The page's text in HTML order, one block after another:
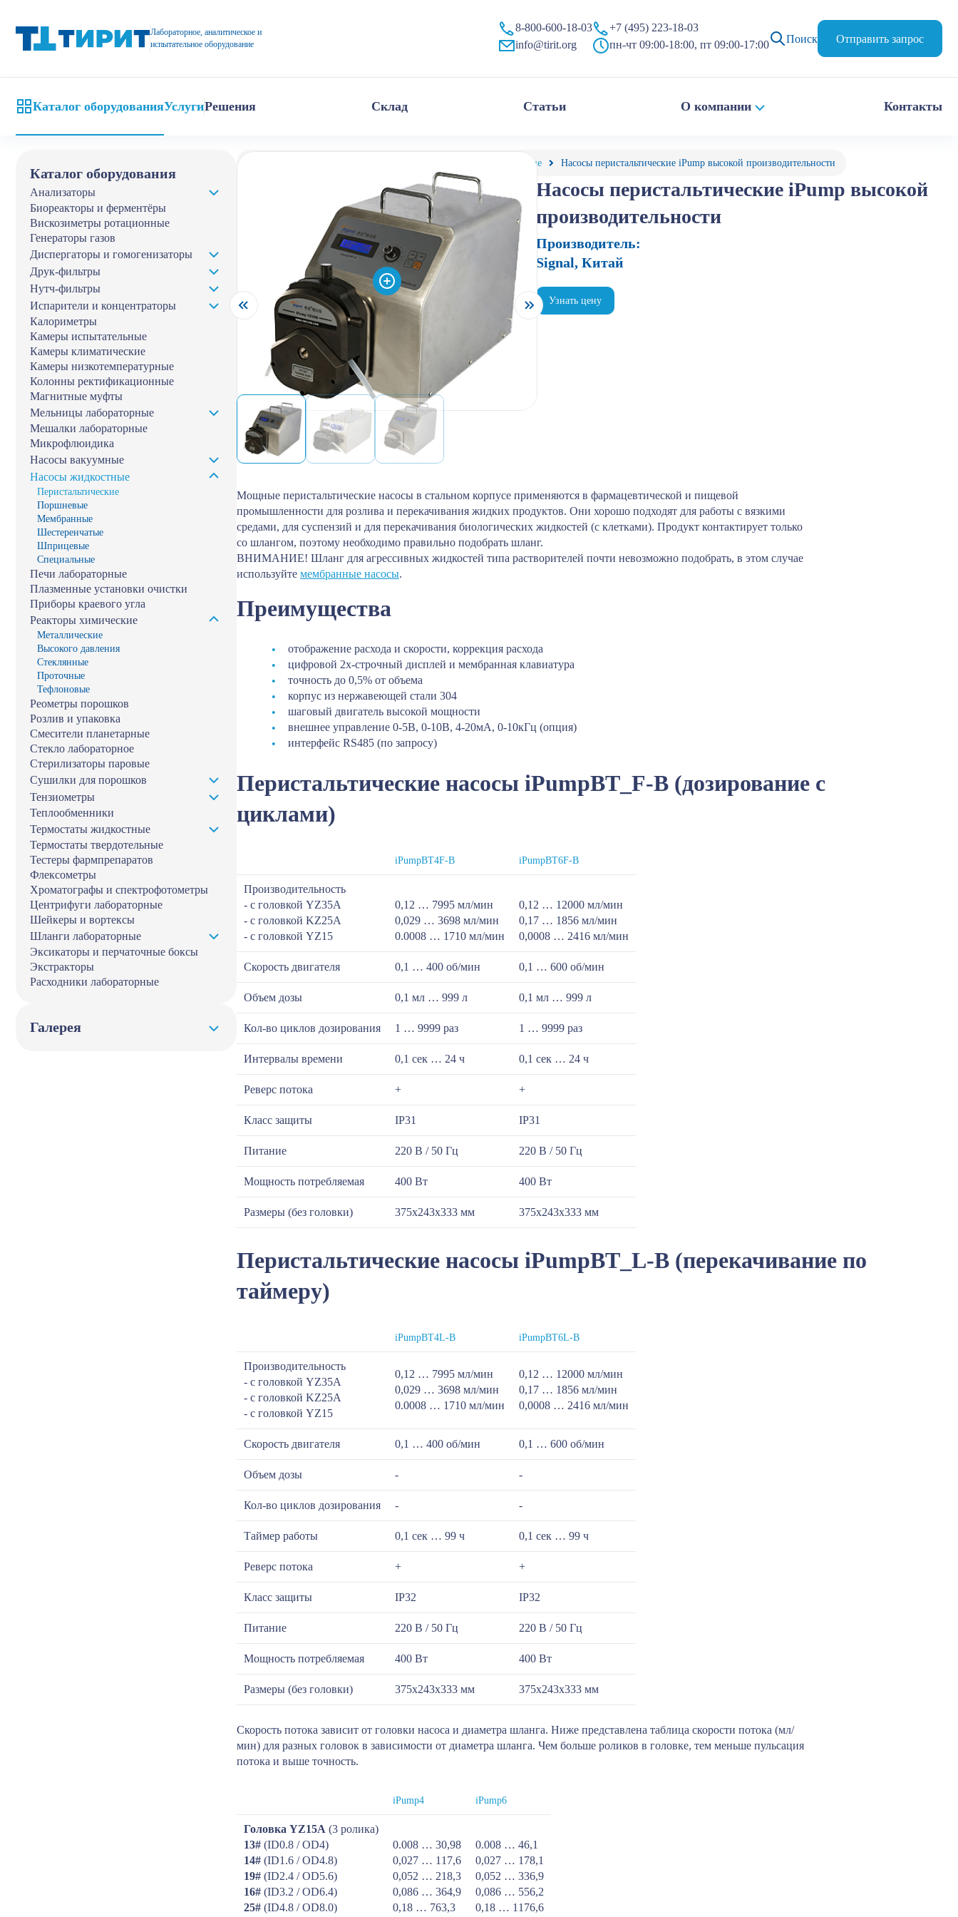
Лабораторное, аналитическое и
испытательное оборудование
8-800-600-18-03
info@tirit.org
+7 (495) 223-18-03
пн-чт 09:00-18:00, пт 09:00-17:00
Поиск Отправить запрос
Каталог оборудованияУслугиРешения Склад Статьи О компании Контакты
Каталог оборудования
Анализаторы
Биореакторы и ферментёры
Вискозиметры ротационные
Генераторы газов
Диспергаторы и гомогенизаторы
Друк-фильтры
Нутч-фильтры
Испарители и концентраторы
Калориметры
Камеры испытательные
Камеры климатические
Камеры низкотемпературные
Колонны ректификационные
Магнитные муфты
Мельницы лабораторные
Мешалки лабораторные
Микрофлюидика
Насосы вакуумные
Насосы жидкостные
Перистальтические
Поршневые
Мембранные
Шестеренчатые
Шприцевые
Специальные
Печи лабораторные
Плазменные установки очистки
Приборы краевого угла
Реакторы химические
Металлические
Высокого давления
Стеклянные
Проточные
Тефлоновые
Реометры порошков
Розлив и упаковка
Смесители планетарные
Стекло лабораторное
Стерилизаторы паровые
Сушилки для порошков
Тензиометры
Теплообменники
Термостаты жидкостные
Термостаты твердотельные
Тестеры фармпрепаратов
Флексометры
Хроматографы и спектрофотометры
Центрифуги лабораторные
Шейкеры и вортексы
Шланги лабораторные
Эксикаторы и перчаточные боксы
Экстракторы
Расходники лабораторные
Галерея
Перистальтические Насосы перистальтические iPump высокой производительности
Насосы перистальтические iPump высокой
производительности
Производитель:
Signal, Китай
Узнать цену
Мощные перистальтические насосы в стальном корпусе применяются в фармацевтической и пищевой
промышленности для розлива и перекачивания жидких продуктов. Они хорошо подходят для работы с вязкими
средами, для суспензий и для перекачивания биологических жидкостей (с клетками). Продукт контактирует только
со шлангом, поэтому необходимо правильно подобрать шланг.
ВНИМАНИЕ! Шланг для агрессивных жидкостей типа растворителей почти невозможно подобрать, в этом случае
используйте мембранные насосы.
Преимущества
отображение расхода и скорости, коррекция расхода
цифровой 2х-строчный дисплей и мембранная клавиатура
точность до 0,5% от объема
корпус из нержавеющей стали 304
шаговый двигатель высокой мощности
внешнее управление 0-5В, 0-10В, 4-20мА, 0-10кГц (опция)
интерфейс RS485 (по запросу)
Перистальтические насосы iPumpBT_F-B (дозирование с
циклами)
iPumpBT4F-B iPumpBT6F-B
Производительность
- с головкой YZ35A
- с головкой KZ25A
- с головкой YZ15
0,12 … 7995 мл/мин
0,029 … 3698 мл/мин
0.0008 … 1710 мл/мин
0,12 … 12000 мл/мин
0,17 … 1856 мл/мин
0,0008 … 2416 мл/мин
Скорость двигателя 0,1 … 400 об/мин 0,1 … 600 об/мин
Объем дозы 0,1 мл … 999 л 0,1 мл … 999 л
Кол-во циклов дозирования 1 … 9999 раз 1 … 9999 раз
Интервалы времени 0,1 сек … 24 ч 0,1 сек … 24 ч
Реверс потока + +
Класс защиты IP31 IP31
Питание 220 В / 50 Гц 220 В / 50 Гц
Мощность потребляемая 400 Вт 400 Вт
Размеры (без головки) 375х243х333 мм 375х243х333 мм
Перистальтические насосы iPumpBT_L-B (перекачивание по
таймеру)
iPumpBT4L-B iPumpBT6L-B
Производительность
- с головкой YZ35A
- с головкой KZ25A
- с головкой YZ15
0,12 … 7995 мл/мин
0,029 … 3698 мл/мин
0.0008 … 1710 мл/мин
0,12 … 12000 мл/мин
0,17 … 1856 мл/мин
0,0008 … 2416 мл/мин
Скорость двигателя 0,1 … 400 об/мин 0,1 … 600 об/мин
Объем дозы - -
Кол-во циклов дозирования - -
Таймер работы 0,1 сек … 99 ч 0,1 сек … 99 ч
Реверс потока + +
Класс защиты IP32 IP32
Питание 220 В / 50 Гц 220 В / 50 Гц
Мощность потребляемая 400 Вт 400 Вт
Размеры (без головки) 375х243х333 мм 375х243х333 мм
Скорость потока зависит от головки насоса и диаметра шланга. Ниже представлена таблица скорости потока (мл/
мин) для разных головок в зависимости от диаметра шланга. Чем больше роликов в головке, тем меньше пульсация
потока и выше точность.
iPump4 iPump6
Головка YZ15A (3 ролика)
13# (ID0.8 / OD4)
14# (ID1.6 / OD4.8)
19# (ID2.4 / OD5.6)
16# (ID3.2 / OD6.4)
25# (ID4.8 / OD8.0)
0.008 … 30,98
0,027 … 117,6
0,052 … 218,3
0,086 … 364,9
0,18 … 763,3
0.008 … 46,1
0,027 … 178,1
0,052 … 336,9
0,086 … 556,2
0,18 … 1176,6